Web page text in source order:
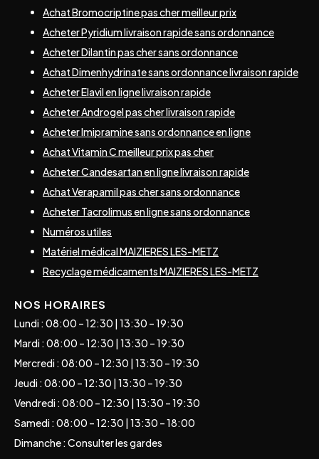
Achat Bromocriptine pas cher meilleur prix
Acheter Pyridium livraison rapide sans ordonnance
Acheter Dilantin pas cher sans ordonnance
Achat Dimenhydrinate sans ordonnance livraison rapide
Acheter Elavil en ligne livraison rapide
Acheter Androgel pas cher livraison rapide
Acheter Imipramine sans ordonnance en ligne
Achat Vitamin C meilleur prix pas cher
Acheter Candesartan en ligne livraison rapide
Achat Verapamil pas cher sans ordonnance
Acheter Tacrolimus en ligne sans ordonnance
Numéros utiles
Matériel médical MAIZIERES LES-METZ
Recyclage médicaments MAIZIERES LES-METZ
NOS HORAIRES
Lundi : 08:00 – 12:30 | 13:30 – 19:30
Mardi : 08:00 – 12:30 | 13:30 – 19:30
Mercredi : 08:00 – 12:30 | 13:30 – 19:30
Jeudi : 08:00 – 12:30 | 13:30 – 19:30
Vendredi : 08:00 – 12:30 | 13:30 – 19:30
Samedi : 08:00 – 12:30 | 13:30 – 18:00
Dimanche : Consulter les gardes